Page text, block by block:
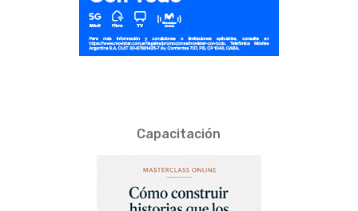
Capacitación